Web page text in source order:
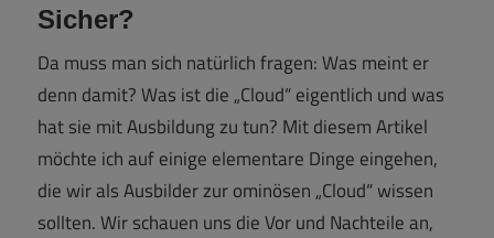
Sicher?
Da muss man sich natürlich fragen: Was meint er
denn damit? Was ist die „Cloud“ eigentlich und was
hat sie mit Ausbildung zu tun? Mit diesem Artikel
möchte ich auf einige elementare Dinge eingehen,
die wir als Ausbilder zur ominösen „Cloud“ wissen
sollten. Wir schauen uns die Vor und Nachteile an,